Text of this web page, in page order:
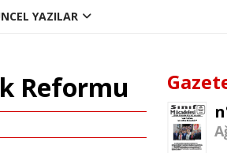
YAZILAR
Reformu